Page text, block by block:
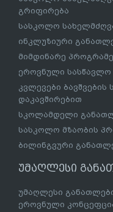
გრიფირება
სასკოლო
ინკლუზიური
მიმდინარე
ეროვნული სასწავლო
კვლევები
დაკავშირებით
სკოლამდელი
სასკოლო მზაობის
ბილინგვური
უმაღლესი
უმაღლესი
ეროვნული